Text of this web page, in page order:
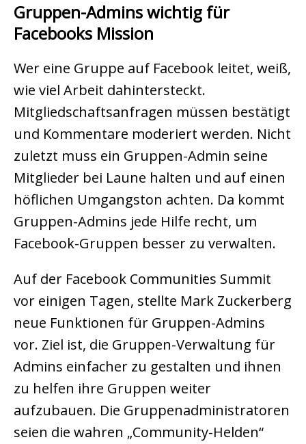
Gruppen-Admins wichtig für
Facebooks Mission
Wer eine Gruppe auf Facebook leitet, weiß,
wie viel Arbeit dahintersteckt.
Mitgliedschaftsanfragen müssen bestätigt
und Kommentare moderiert werden. Nicht
zuletzt muss ein Gruppen-Admin seine
Mitglieder bei Laune halten und auf einen
höflichen Umgangston achten. Da kommt
Gruppen-Admins jede Hilfe recht, um
Facebook-Gruppen besser zu verwalten.
Auf der Facebook Communities Summit
vor einigen Tagen, stellte Mark Zuckerberg
neue Funktionen für Gruppen-Admins
vor. Ziel ist, die Gruppen-Verwaltung für
Admins einfacher zu gestalten und ihnen
zu helfen ihre Gruppen weiter
aufzubauen. Die Gruppenadministratoren
seien die wahren „Community-Helden“